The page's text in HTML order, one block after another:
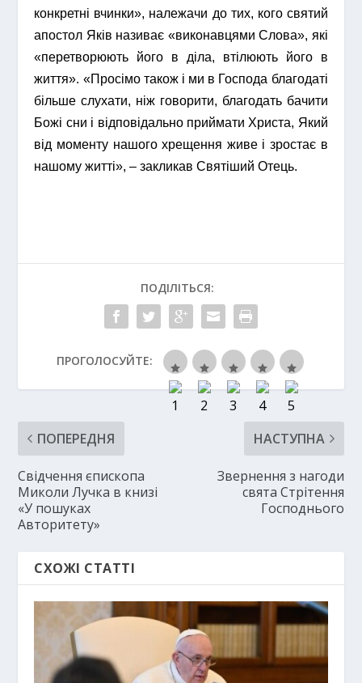
конкретні вчинки», належачи до тих, кого святий
апостол Яків називає «виконавцями Слова», які
«перетворюють його в діла, втілюють його в
життя». «Просімо також і ми в Господа благодаті
більше слухати, ніж говорити, благодать бачити
Божі сни і відповідально приймати Христа, Який
від моменту нашого хрещення живе і зростає в
нашому житті», – закликав Святіший Отець.
ПОДІЛІТЬСЯ:
ПРОГОЛОСУЙТЕ:
ПОПЕРЕДНЯ
Свідчення єпископа
Миколи Лучка в книзі
«У пошуках
Авторитету»
НАСТУПНА
Звернення з нагоди
свята Стрітення
Господнього
СХОЖІ СТАТТІ